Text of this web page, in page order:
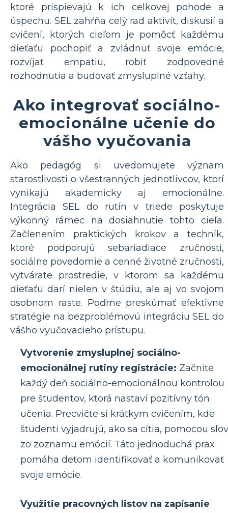
ktoré prispievajú k ich celkovej pohode a
úspechu. SEL zahŕňa celý rad aktivít, diskusií a
cvičení, ktorých cieľom je pomôcť každému
dieťaťu pochopiť a zvládnuť svoje emócie,
rozvíjať empatiu, robiť zodpovedné
rozhodnutia a budovať zmysluplné vzťahy.
Ako integrovať sociálno-
emocionálne učenie do
vášho vyučovania
Ako pedagóg si uvedomujete význam
starostlivosti o všestranných jednotlivcov, ktorí
vynikajú akademicky aj emocionálne.
Integrácia SEL do rutín v triede poskytuje
výkonný rámec na dosiahnutie tohto cieľa.
Začlenením praktických krokov a techník,
ktoré podporujú sebariadiace zručnosti,
sociálne povedomie a cenné životné zručnosti,
vytvárate prostredie, v ktorom sa každému
dieťaťu darí nielen v štúdiu, ale aj vo svojom
osobnom raste. Poďme preskúmať efektívne
stratégie na bezproblémovú integráciu SEL do
vášho vyučovacieho prístupu.
Vytvorenie zmysluplnej sociálno-
emocionálnej rutiny registrácie: Začnite
každý deň sociálno-emocionálnou kontrolou
pre študentov, ktorá nastaví pozitívny tón
učenia. Precvičte si krátkym cvičením, kde
študenti vyjadrujú, ako sa cítia, pomocou slov
zo zoznamu emócií. Táto jednoduchá prax
pomáha deťom identifikovať a komunikovať
svoje emócie.
Využitie pracovných listov na zapísanie